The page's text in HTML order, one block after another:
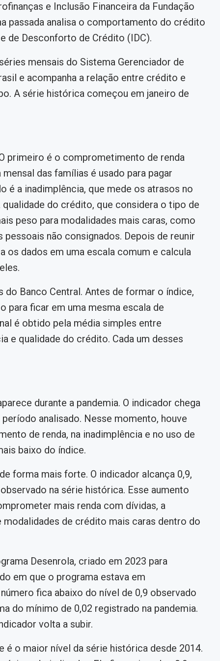
e Inclusão Financeira da Fundação
passada analisa o comportamento do crédito
de Desconforto de Crédito (IDC).
mensais do Sistema Gerenciador de
e acompanha a relação entre crédito e
A série histórica começou em janeiro de
primeiro é o comprometimento de renda
das famílias é usado para pagar
é a inadimplência, que mede os atrasos no
do crédito, que considera o tipo de
peso para modalidades mais caras, como
não consignados. Depois de reunir
dados em uma escala comum e calcula
Banco Central. Antes de formar o índice,
para ficar em uma mesma escala de
é obtido pela média simples entre
e qualidade do crédito. Cada um desses
durante a pandemia. O indicador chega
analisado. Nesse momento, houve
de renda, na inadimplência e no uso de
baixo do índice.
forma mais forte. O indicador alcança 0,9,
na série histórica. Esse aumento
mais renda com dívidas, a
de crédito mais caras dentro do
Desenrola, criado em 2023 para
em que o programa estava em
fica abaixo do nível de 0,9 observado
do mínimo de 0,02 registrado na pandemia.
volta a subir.
é o maior nível da série histórica desde 2014.